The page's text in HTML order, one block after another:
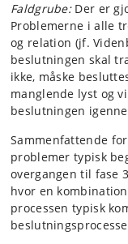
Faldgrube:Der er
Problemerne i alle
og relation (jf.
beslutningen skal
ikke, måske
manglende lyst og
beslutningen
Sammenfattende
problemer typisk
overgangen til fase
hvor en
processen typisk